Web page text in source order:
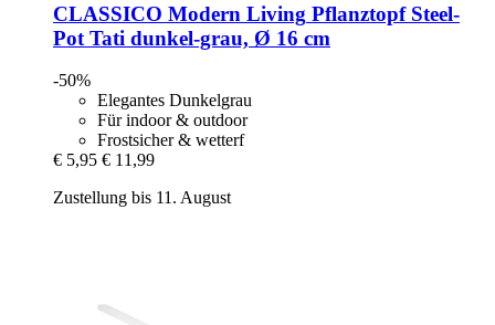
CLASSICO Modern Living Pflanztopf Steel-​
Pot Tati dunkel-​grau, Ø 16 cm
-50%
Elegantes Dunkelgrau
Für indoor & outdoor
Frostsicher & wetterf
€ 5,95 € 11,99
Zustellung bis 11. August